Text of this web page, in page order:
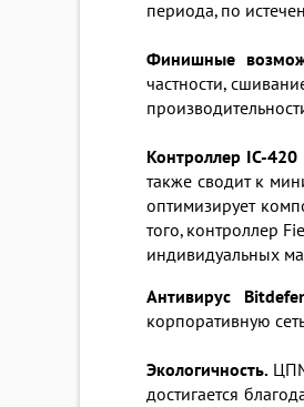
периода, по
Финишные
частности,
Контроллер IC-420
также сводит к
оптимизирует
того, контроллер
индивидуальных
Антивирус
корпоративную
Экологичность.
достигается